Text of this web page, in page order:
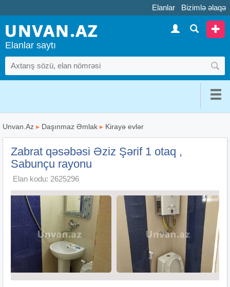
Elanlar Bizimlə əlaqə
Elanlar saytı
Unvan.Az ▸ Daşınmaz Əmlak ▸ Kirayə evlər
Zabrat qəsəbəsi Əziz Şərif 1 otaq ,
Sabunçu rayonu
Elan kodu: 2625296